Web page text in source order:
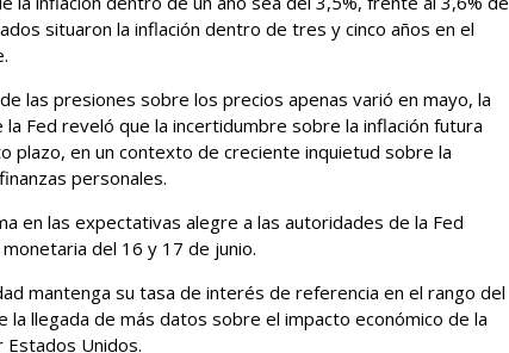
situaron la inflación dentro de tres y cinco años en el
las presiones sobre los precios apenas varió en mayo, la
Fed reveló que la incertidumbre sobre la inflación futura
plazo, en un contexto de creciente ‌inquietud sobre la
personales.
en las expectativas alegre a las autoridades de la Fed
del 16 ⁠y 17 de junio.
mantenga su tasa de interés de referencia en el rango del
la llegada de más datos sobre el impacto económico de la
​Estados Unidos.